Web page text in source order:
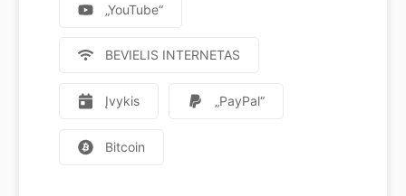
„YouTube“
BEVIELIS INTERNETAS
Įvykis „PayPal“
Bitcoin